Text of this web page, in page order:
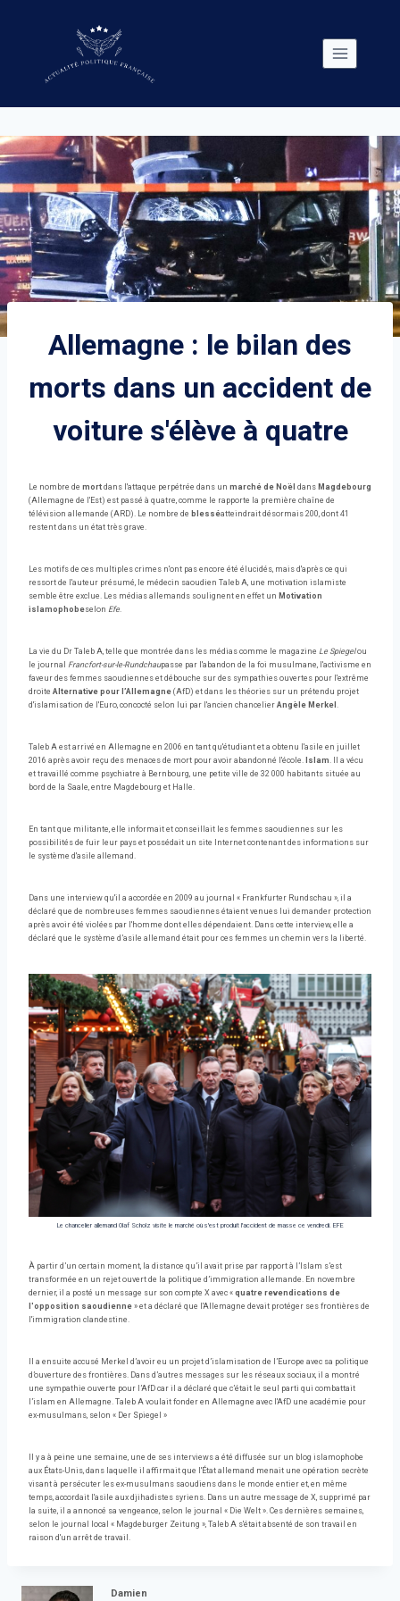
Allemagne : le bilan des
morts dans un accident de
voiture s'élève à quatre
Le nombre de mort dans l'attaque perpétrée dans un marché de Noël dans Magdebourg
(Allemagne de l'Est) est passé à quatre, comme le rapporte la première chaîne de
télévision allemande (ARD). Le nombre de blesséatteindrait désormais 200, dont 41
restent dans un état très grave.
Les motifs de ces multiples crimes n'ont pas encore été élucidés, mais d'après ce qui
ressort de l'auteur présumé, le médecin saoudien Taleb A, une motivation islamiste
semble être exclue. Les médias allemands soulignent en effet un Motivation
islamophobeselon Efe.
La vie du Dr Taleb A, telle que montrée dans les médias comme le magazine Le Spiegelou
le journal Francfort-sur-le-Rundchaupasse par l'abandon de la foi musulmane, l'activisme en
faveur des femmes saoudiennes et débouche sur des sympathies ouvertes pour l'extrême
droite Alternative pour l’Allemagne (AfD) et dans les théories sur un prétendu projet
d'islamisation de l'Euro, concocté selon lui par l'ancien chancelier Angèle Merkel .
Taleb A est arrivé en Allemagne en 2006 en tant qu'étudiant et a obtenu l'asile en juillet
2016 après avoir reçu des menaces de mort pour avoir abandonné l'école. Islam. Il a vécu
et travaillé comme psychiatre à Bernbourg, une petite ville de 32 000 habitants située au
bord de la Saale, entre Magdebourg et Halle.
En tant que militante, elle informait et conseillait les femmes saoudiennes sur les
possibilités de fuir leur pays et possédait un site Internet contenant des informations sur
le système d'asile allemand.
Dans une interview qu'il a accordée en 2009 au journal « Frankfurter Rundschau », il a
déclaré que de nombreuses femmes saoudiennes étaient venues lui demander protection
après avoir été violées par l'homme dont elles dépendaient. Dans cette interview, elle a
déclaré que le système d’asile allemand était pour ces femmes un chemin vers la liberté.
Le chancelier allemand Olaf Scholz visite le marché où s'est produit l'accident de masse ce vendredi. EFE
À partir d’un certain moment, la distance qu’il avait prise par rapport à l’Islam s’est
transformée en un rejet ouvert de la politique d’immigration allemande. En novembre
dernier, il a posté un message sur son compte X avec « quatre revendications de
l'opposition saoudienne » et a déclaré que l'Allemagne devait protéger ses frontières de
l'immigration clandestine.
Il a ensuite accusé Merkel d’avoir eu un projet d’islamisation de l’Europe avec sa politique
d’ouverture des frontières. Dans d’autres messages sur les réseaux sociaux, il a montré
une sympathie ouverte pour l’AfD car il a déclaré que c’était le seul parti qui combattait
l’islam en Allemagne. Taleb A voulait fonder en Allemagne avec l'AfD une académie pour
ex-musulmans, selon « Der Spiegel »
Il y a à peine une semaine, une de ses interviews a été diffusée sur un blog islamophobe
aux États-Unis, dans laquelle il affirmait que l'État allemand menait une opération secrète
visant à persécuter les ex-musulmans saoudiens dans le monde entier et, en même
temps, accordait l'asile aux djihadistes syriens. Dans un autre message de X, supprimé par
la suite, il a annoncé sa vengeance, selon le journal « Die Welt ». Ces dernières semaines,
selon le journal local « Magdeburger Zeitung », Taleb A s'était absenté de son travail en
raison d'un arrêt de travail.
Damien